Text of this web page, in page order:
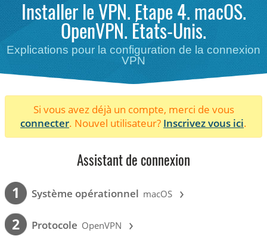
Installer le VPN. Etape 4. macOS.
OpenVPN. États-Unis.
Explications pour la configuration de la connexion
VPN
Si vous avez déjà un compte, merci de vous
connecter. Nouvel utilisateur? Inscrivez vous ici.
Assistant de connexion
1 Système opérationnel macOS ›
2 Protocole OpenVPN ›